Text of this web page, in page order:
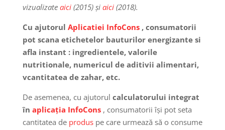
vizualizate aici(2015) și aici(2018).
Cu ajutorul Aplicatiei InfoCons, consumatorii
pot scana etichetelor bauturilor energizante si
afla instant : ingredientele, valorile
nutritionale, numericul de aditivii alimentari,
vcantitatea de zahar, etc.
De asemenea, cu ajutorul calculatorului integrat
în aplicația InfoCons , consumatorii își pot seta
cantitatea de produspe care urmează să o consume